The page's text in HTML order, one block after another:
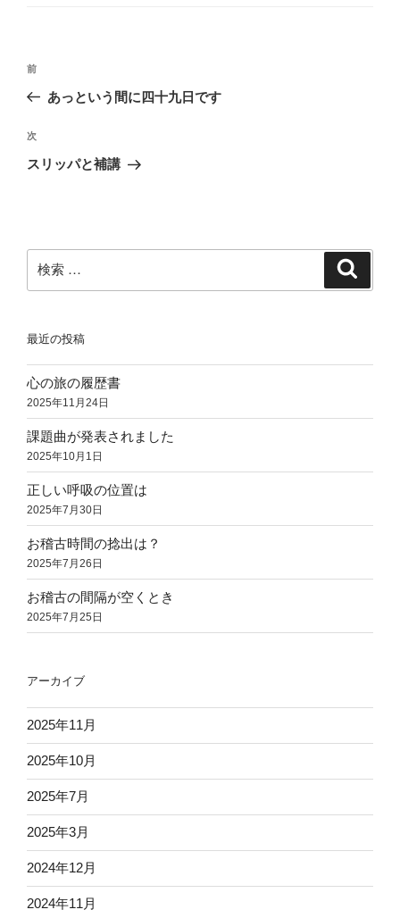
投
ナ
ビ
ゲ
ン
過
去
投
前
あっという間に四十九日です
次
の
次
スリッパと補講
索:
最近の投稿
心の旅の履歴書
2025年11月24日
課題曲が発表されました
2025年10月1日
正しい呼吸の位置は
2025年7月30日
お稽古時間の捻出は？
2025年7月26日
お稽古の間隔が空くとき
2025年7月25日
アーカイブ
2025年11月
2025年10月
2025年7月
2025年3月
2024年12月
2024年11月